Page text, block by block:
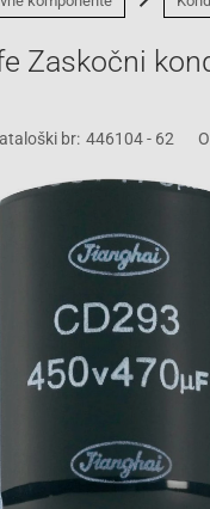
Zaskočni
br: 446104 - 62